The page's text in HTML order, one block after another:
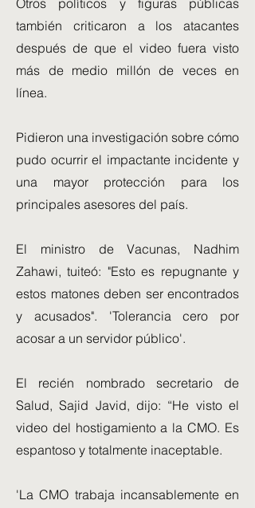
Otros políticos y figuras públicas
también criticaron a los atacantes
después de que el video fuera visto
más de medio millón de veces en
línea.
Pidieron una investigación sobre cómo
pudo ocurrir el impactante incidente y
una mayor protección para los
principales asesores del país.
El ministro de Vacunas, Nadhim
Zahawi, tuiteó: "Esto es repugnante y
estos matones deben ser encontrados
y acusados". 'Tolerancia cero por
acosar a un servidor público'.
El recién nombrado secretario de
Salud, Sajid Javid, dijo: “He visto el
video del hostigamiento a la CMO. Es
espantoso y totalmente inaceptable.
'La CMO trabaja incansablemente en